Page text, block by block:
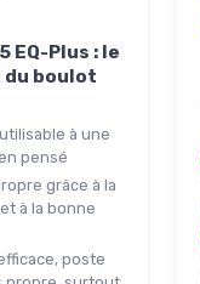
EQ-Plus : le
boulot
à une
pensé
grâce à la
à la bonne
poste